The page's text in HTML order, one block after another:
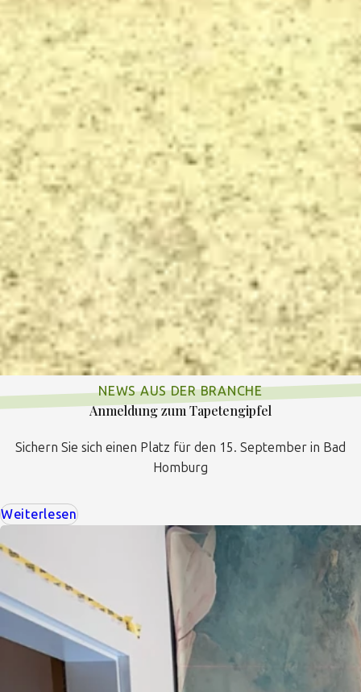
NEWS AUS DER BRANCHE
Anmeldung zum Tapetengipfel
Sichern Sie sich einen Platz für den 15. September in Bad
Homburg
Weiterlesen